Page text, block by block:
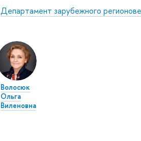
Департамент зарубежного
Волосюк
Ольга
Виленовна